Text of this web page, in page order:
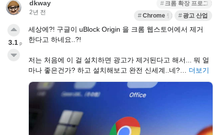
dkway
2년 전
크롬 확장 프로그램
Chrome 웹브라우저광고 산업
세상에?! 구글이 uBlock Origin 을 크롬 웹스토어에서 제거
한다고 하네요..?!
저는 처음에 이 걸 설치하면 광고가 제거된다고 해서... 뭐 얼
마나 좋은건가? 하고 설치해보고 완전 신세계..네?… 더보기
3.1 p